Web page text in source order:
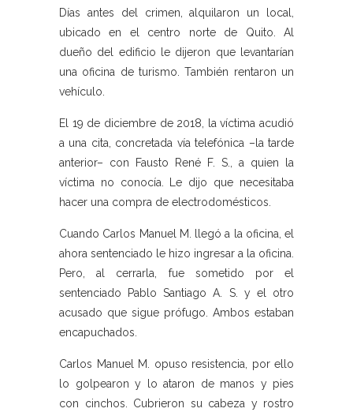
Días antes del crimen, alquilaron un local,
ubicado en el centro norte de Quito. Al
dueño del edificio le dijeron que levantarían
una oficina de turismo. También rentaron un
vehículo.
El 19 de diciembre de 2018, la víctima acudió
a una cita, concretada vía telefónica –la tarde
anterior– con Fausto René F. S., a quien la
víctima no conocía. Le dijo que necesitaba
hacer una compra de electrodomésticos.
Cuando Carlos Manuel M. llegó a la oficina, el
ahora sentenciado le hizo ingresar a la oficina.
Pero, al cerrarla, fue sometido por el
sentenciado Pablo Santiago A. S. y el otro
acusado que sigue prófugo. Ambos estaban
encapuchados.
Carlos Manuel M. opuso resistencia, por ello
lo golpearon y lo ataron de manos y pies
con cinchos. Cubrieron su cabeza y rostro